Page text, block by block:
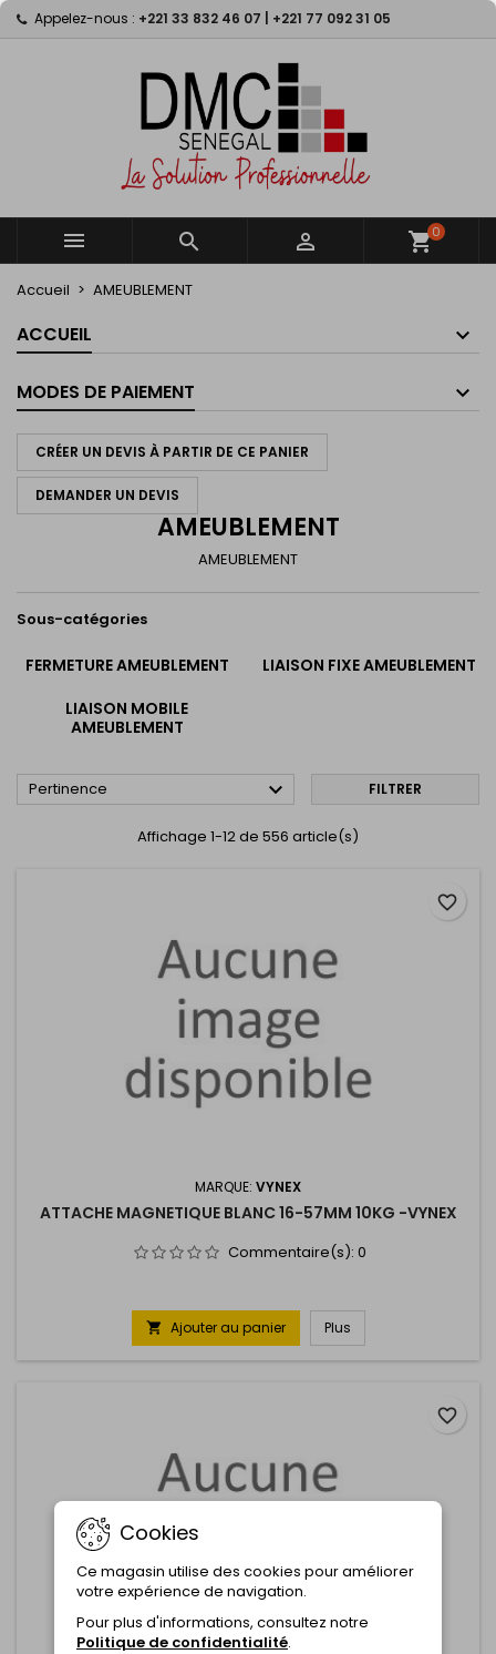
Appelez-nous : +221 33 832 46 07 | +221 77 092 31 05
   shopping_cart0
Accueil AMEUBLEMENT
ACCUEIL
MODES DE PAIEMENT
CRÉER UN DEVIS À PARTIR DE CE PANIER
DEMANDER UN DEVIS
AMEUBLEMENT
AMEUBLEMENT
Sous-catégories
FERMETURE AMEUBLEMENT
LIAISON FIXE AMEUBLEMENT
LIAISON MOBILE
AMEUBLEMENT
Pertinence  FILTRER
Affichage 1-12 de 556 article(s)
MARQUE: VYNEX
ATTACHE MAGNETIQUE BLANC 16-57MM 10KG -VYNEX
Commentaire(s): 0
 Ajouter au panier Plus
favorite_border
favorite_border
My wishlists ×
Create new list
((modalTitle)) ×
((confirmMessage))
((cancelText)) ((modalDeleteText))
Créer une liste d'envies ×
Nom de la liste d'envies
Annuler Créer une liste d'envies
Connexion ×
Vous devez être connecté pour ajouter des produits
à votre liste d'envies.
Annuler Connexion
Cookies
Ce magasin utilise des cookies pour améliorer
votre expérience de navigation.
Pour plus d'informations, consultez notre
Politique de confidentialité.